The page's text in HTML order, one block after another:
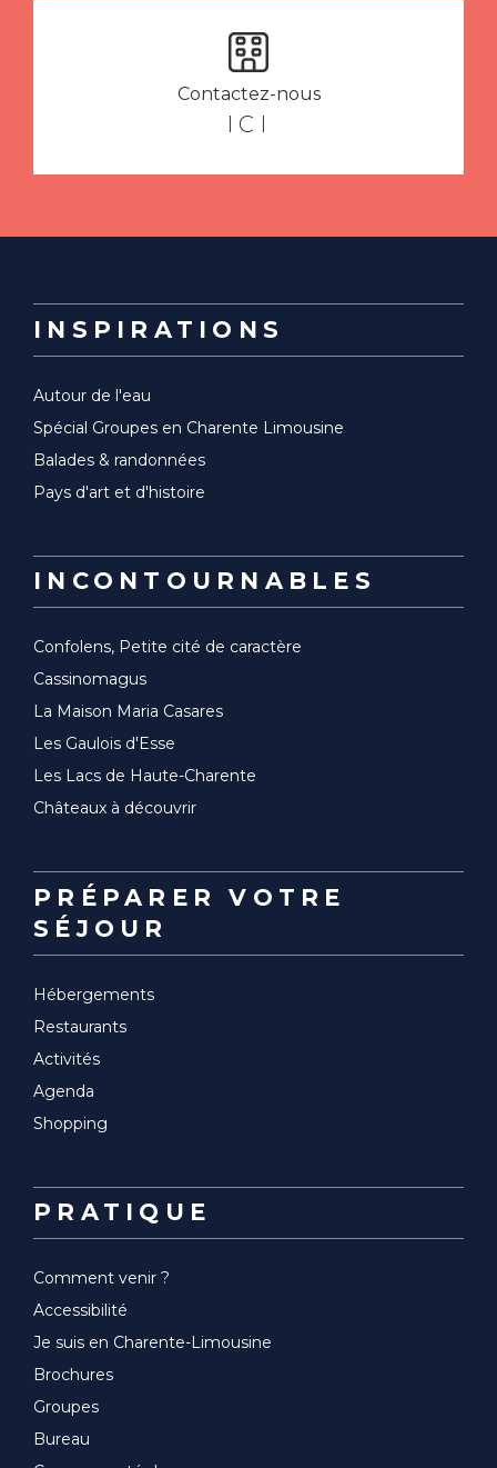
Contactez-nous
ICI
INSPIRATIONS
Autour de l'eau
Spécial Groupes en Charente Limousine
Balades & randonnées
Pays d'art et d'histoire
INCONTOURNABLES
Confolens, Petite cité de caractère
Cassinomagus
La Maison Maria Casares
Les Gaulois d'Esse
Les Lacs de Haute-Charente
Châteaux à découvrir
PRÉPARER VOTRE
SÉJOUR
Hébergements
Restaurants
Activités
Agenda
Shopping
PRATIQUE
Comment venir ?
Accessibilité
Je suis en Charente-Limousine
Brochures
Groupes
Bureau